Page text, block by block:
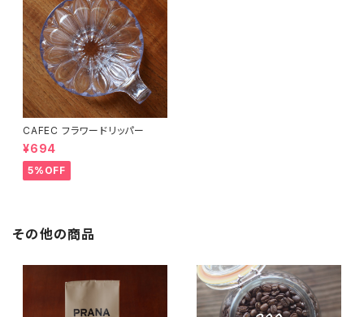
CAFEC フラワードリッパー
¥694
5%OFF
その他の商品